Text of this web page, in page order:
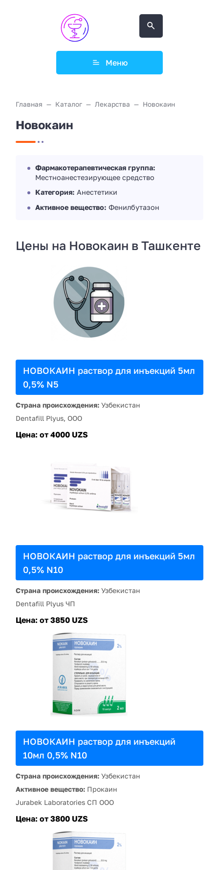
Меню
Главная Каталог Лекарства Новокаин
Новокаин
Фармакотерапевтическая группа:
Местноанестезирующее средство
Категория: Анестетики
Активное вещество: Фенилбутазон
Цены на Новокаин в Ташкенте
НОВОКАИН раствор для инъекций 5мл
0,5% N5
Страна происхождения: Узбекистан
Dentafill Plyus, ООО
Цена: от 4000 UZS
НОВОКАИН раствор для инъекций 5мл
0,5% N10
Страна происхождения: Узбекистан
Dentafill Plyus ЧП
Цена: от 3850 UZS
НОВОКАИН раствор для инъекций
10мл 0,5% N10
Страна происхождения: Узбекистан
Активное вещество: Прокаин
Jurabek Laboratories СП ООО
Цена: от 3800 UZS